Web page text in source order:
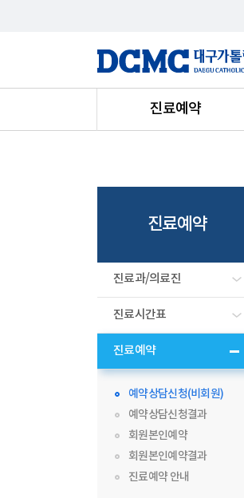
진료예약
진료예약
진료과/의료진
진료시간표
진료예약
예약상담신청(비회원)
예약상담신청결과
회원본인예약
회원본인예약결과
진료예약 안내